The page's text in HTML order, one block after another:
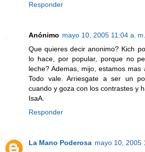
Responder
Anónimo mayo 10, 2005 11:04 a. m.
Que quieres decir anonimo? Kich
lo hace, por popular, porque no
leche? Ademas, mijo, estamos
Todo vale. Arriesgate a ser un
cuando y goza con los contrastes y
IsaA.
Responder
La Mano Poderosa mayo 10, 2005